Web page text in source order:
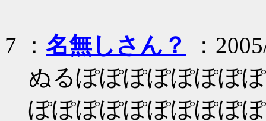
7 ： 名無しさん？
：
ぬるぽぽぽぽぽぽぽ
ぽぽぽぽぽぽぽぽぽ